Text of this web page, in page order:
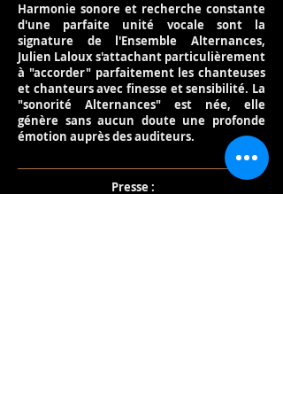
Harmonie sonore et recherche constante
d'une parfaite unité vocale sont la
signature de l'Ensemble Alternances,
Julien Laloux s'attachant particulièrement
à "accorder" parfaitement les chanteuses
et chanteurs avec finesse et sensibilité. La
"sonorité Alternances" est née, elle
génère sans aucun doute une profonde
émotion auprès des auditeurs.
Presse :